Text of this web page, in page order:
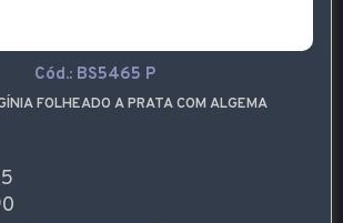
Cód.: BS5465 P
FOLHEADO A PRATA COM ALGEMA